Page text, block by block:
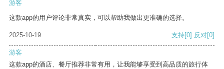
游客
这款app的用户评论非常真实，可以帮助我做出更准确的选择。
2025-10-19 支持[0] 反对[0]
游客
这款app的酒店、餐厅推荐非常有用，让我能够享受到高品质的旅行体